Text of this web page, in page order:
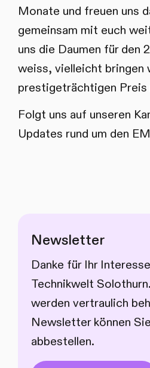
Monate und freuen uns
gemeinsam mit euch
uns die Daumen für den
weiss, vielleicht bringen
prestigeträchtigen Preis
Folgt uns auf unseren
Updates rund um den
Newsletter
Danke für Ihr
Technikwelt
werden vertraulich
Newsletter können
abbestellen.